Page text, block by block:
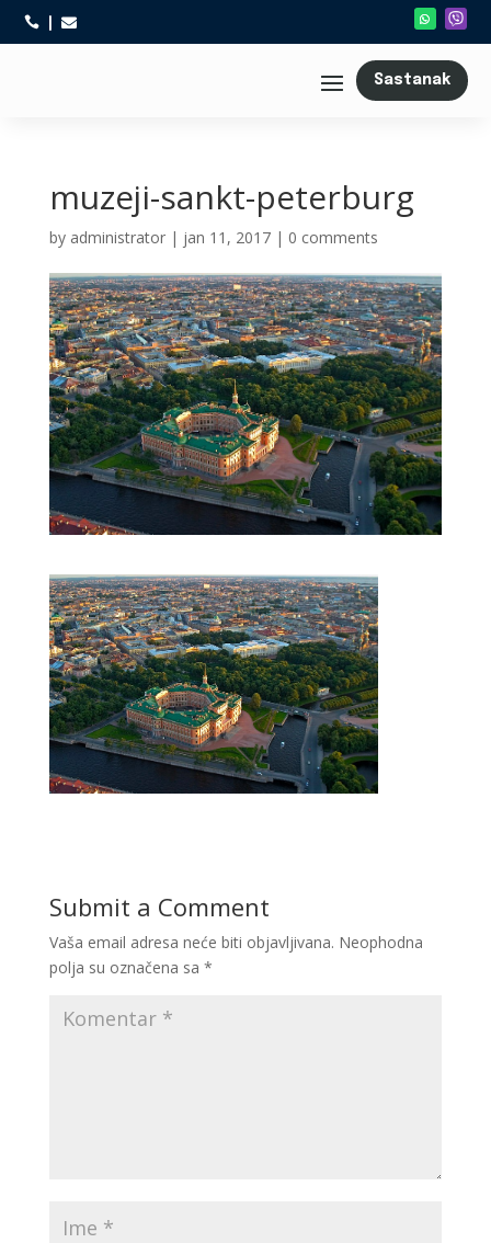
 
Sastanak
muzeji-sankt-peterburg
by administrator| jan 11, 2017| 0 comments
Submit a Comment
Vaša email adresa neće biti objavljivana. Neophodna
polja su označena sa *